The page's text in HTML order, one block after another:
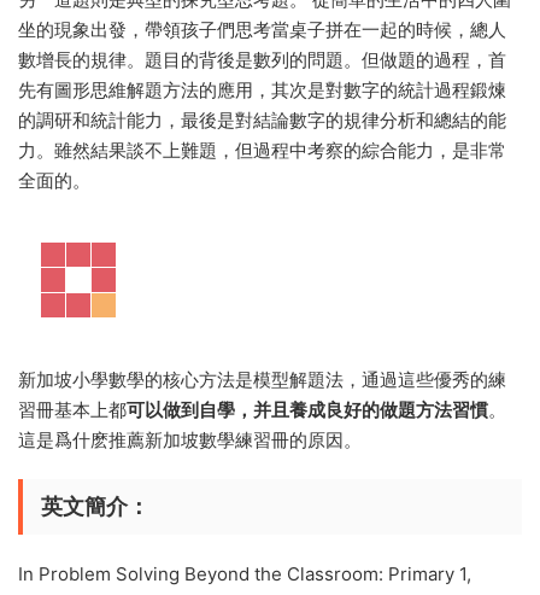
坐的現象出發，帶領孩子們思考當桌子拼在一起的時候，總人
數增長的規律。題目的背後是數列的問題。但做題的過程，首
先有圖形思維解題方法的應用，其次是對數字的統計過程鍛煉
的調研和統計能力，最後是對結論數字的規律分析和總結的能
力。雖然結果談不上難題，但過程中考察的綜合能力，是非常
全面的。
新加坡小學數學的核心方法是模型解題法，通過這些優秀的練
習冊基本上都可以做到自學，并且養成良好的做題方法習慣。
這是爲什麽推薦新加坡數學練習冊的原因。
英文簡介：
In Problem Solving Beyond the Classroom: Primary 1,